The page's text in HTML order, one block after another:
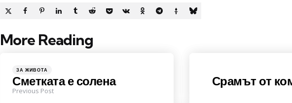
More Reading
Post
Posted
ЗА ЖИВОТА
Сметката е солена
Previous Post
Срамът от